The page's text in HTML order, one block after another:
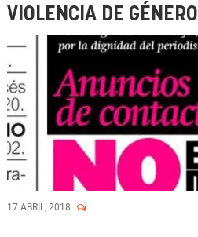
VIOLENCIA DE GÉNERO
17 ABRIL, 2018